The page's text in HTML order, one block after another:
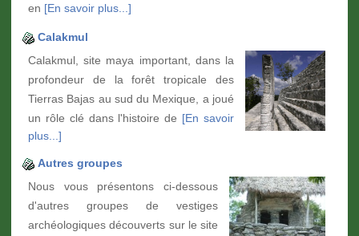
en [En savoir plus...]
Calakmul
Calakmul, site maya important, dans la
profondeur de la forêt tropicale des
Tierras Bajas au sud du Mexique, a joué
un rôle clé dans l'histoire de [En savoir
plus...]
Autres groupes
Nous vous présentons ci-dessous
d'autres groupes de vestiges
archéologiques découverts sur le site